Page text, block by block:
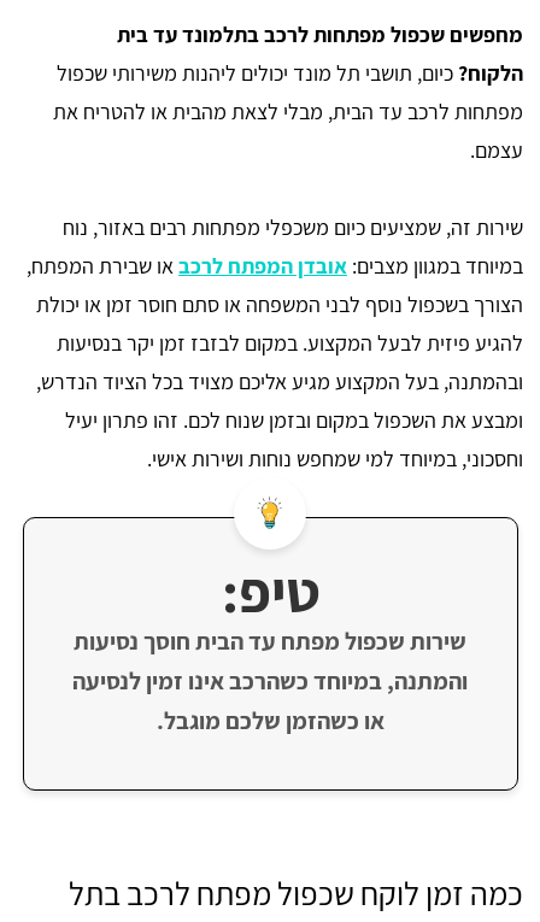
מחפשים שכפול מפתחות לרכב בתלמונד עד בית
הלקוח? כיום, תושבי תל מונד יכולים ליהנות משירותי שכפול
מפתחות לרכב עד הבית, מבלי לצאת מהבית או להטריח את
עצמם.
שירות זה, שמציעים כיום משכפלי מפתחות רבים באזור, נוח
במיוחד במגוון מצבים: אובדן המפתח לרכבאו שבירת המפתח,
הצורך בשכפול נוסף לבני המשפחה או סתם חוסר זמן או יכולת
להגיע פיזית לבעל המקצוע. במקום לבזבז זמן יקר בנסיעות
ובהמתנה, בעל המקצוע מגיע אליכם מצויד בכל הציוד הנדרש,
ומבצע את השכפול במקום ובזמן שנוח לכם. זהו פתרון יעיל
וחסכוני, במיוחד למי שמחפש נוחות ושירות אישי.
טיפ:
שירות שכפול מפתח עד הבית חוסך נסיעות
והמתנה, במיוחד כשהרכב אינו זמין לנסיעה
או כשהזמן שלכם מוגבל.
כמה זמן לוקח שכפול מפתח לרכב בתל